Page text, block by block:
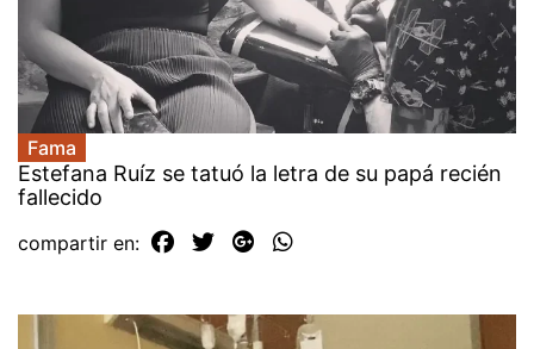
Fama
Estefana Ruíz se tatuó la letra de su papá recién
fallecido
compartir en: